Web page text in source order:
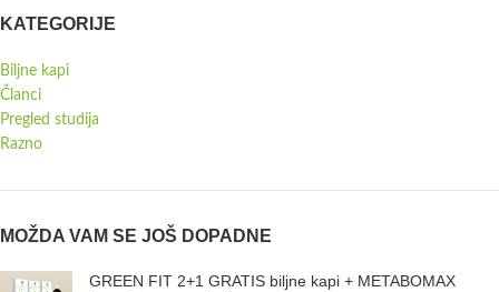
KATEGORIJE
Biljne kapi
Članci
Pregled studija
Razno
MOŽDA VAM SE JOŠ DOPADNE
GREEN FIT 2+1 GRATIS biljne kapi + METABOMAX